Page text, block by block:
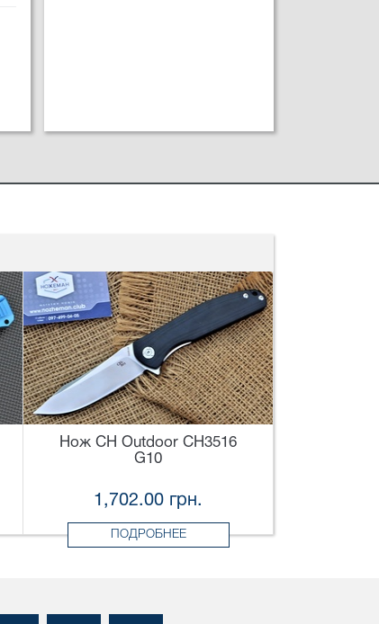
Нож CH Outdoor CH3516
G10
1,702.00 грн.
ПОДРОБНЕЕ